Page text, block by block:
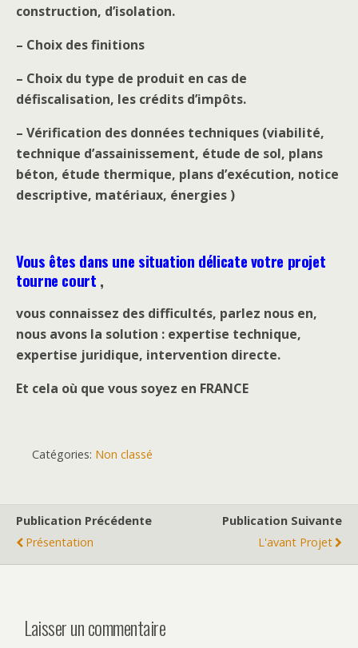
construction, d’isolation.
– Choix des finitions
– Choix du type de produit en cas de
défiscalisation, les crédits d’impôts.
– Vérification des données techniques (viabilité,
technique d’assainissement, étude de sol, plans
béton, étude thermique, plans d’exécution, notice
descriptive, matériaux, énergies )
Vous êtes dans une situation délicate votre projet
tourne court ,
vous connaissez des difficultés, parlez nous en,
nous avons la solution : expertise technique,
expertise juridique, intervention directe.
Et cela où que vous soyez en FRANCE
Catégories: Non classé
Publication Précédente
Présentation
Publication Suivante
L'avant Projet
Laisser un commentaire